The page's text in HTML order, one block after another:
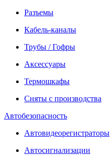
Разъемы
Кабель-каналы
Трубы / Гофры
Аксессуары
Термошкафы
Сняты с производства
Автобезопасность
Автовидеорегистраторы
Автосигнализации